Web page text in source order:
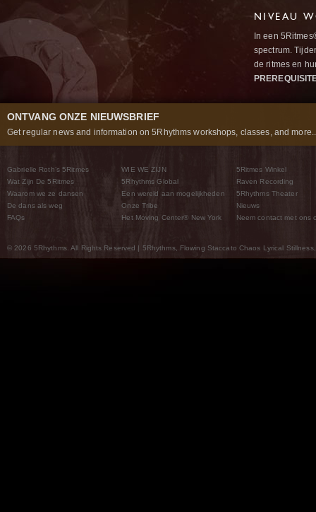
NIVEAU
In een
spectrum.
de ritmes en
ONTVANG ONZE NIEUWSBRIEF
Get regular news and information on 5Rhythms workshops, classes, and
Gabrielle Roth’s 5Ritmes
Wat Zijn De 5Ritmes
Waarom we ze dansen
De dans als weg
FAQs
WIE WE ZIJN
5Rhythms Global
Een wereld aan mogelijkheden
Onze Tribe
Het Moving Center® New York
5Ritmes Winkel
Raven Recording
5Rhythms Theater
Nieuws
Neem contact met ons
© 2026 5Rhythms. All Rights Reserved | 5Rhythms, Flowing Staccato Chaos Lyrical